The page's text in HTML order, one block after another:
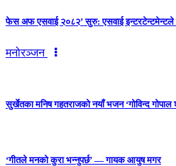
फेस अफ एसवाई २०८२’ सुरु: एसवाई इन्टरटेन्टमेन्टले
मनोरञ्जन
सुर्खेतका मनिष गहतराजको नयाँ भजन ‘गोविन्द गोपाल
‘गीतले मनको कुरा भन्नुपर्छ’ — गायक आयुष मगर